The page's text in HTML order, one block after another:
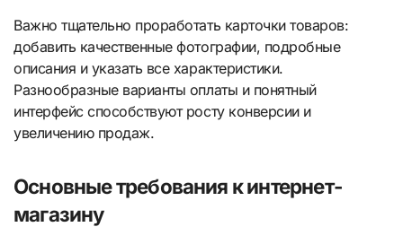
Важно тщательно проработать карточки товаров:
добавить качественные фотографии, подробные
описания и указать все характеристики.
Разнообразные варианты оплаты и понятный
интерфейс способствуют росту конверсии и
увеличению продаж.
Основные требования к интернет-
магазину